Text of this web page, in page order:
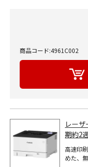
商品コード:4961C002
レー
期約2
高速印
めた、